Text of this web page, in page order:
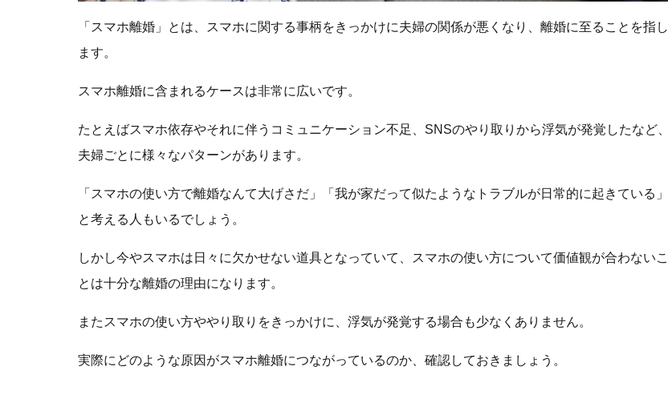
「スマホ離婚」とは、スマホに関する事柄をきっかけに夫婦の関係が悪くなり、離婚に至ることを指し
ます。
スマホ離婚に含まれるケースは非常に広いです。
たとえばスマホ依存やそれに伴うコミュニケーション不足、SNSのやり取りから浮気が発覚したなど、
夫婦ごとに様々なパターンがあります。
「スマホの使い方で離婚なんて大げさだ」「我が家だって似たようなトラブルが日常的に起きている」
と考える人もいるでしょう。
しかし今やスマホは日々に欠かせない道具となっていて、スマホの使い方について価値観が合わないこ
とは十分な離婚の理由になります。
またスマホの使い方ややり取りをきっかけに、浮気が発覚する場合も少なくありません。
実際にどのような原因がスマホ離婚につながっているのか、確認しておきましょう。